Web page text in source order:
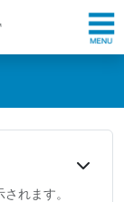
れます。